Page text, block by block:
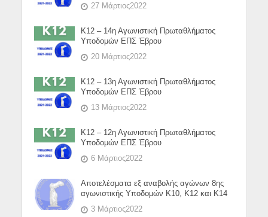
27 Μάρτιος2022
Κ12 – 14η Αγωνιστική Πρωταθλήματος
Υποδομών ΕΠΣ Έβρου
20 Μάρτιος2022
Κ12 – 13η Αγωνιστική Πρωταθλήματος
Υποδομών ΕΠΣ Έβρου
13 Μάρτιος2022
Κ12 – 12η Αγωνιστική Πρωταθλήματος
Υποδομών ΕΠΣ Έβρου
6 Μάρτιος2022
Αποτελέσματα εξ αναβολής αγώνων 8ης
αγωνιστικής Υποδομών Κ10, Κ12 και Κ14
3 Μάρτιος2022